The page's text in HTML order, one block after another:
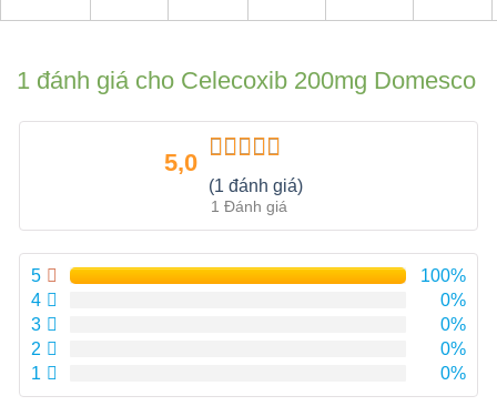
1 đánh giá cho Celecoxib 200mg Domesco
5,0
Được xếp
hạng 5.00
sao
(1 đánh giá)
1 Đánh giá
5
100%
4
0%
3
0%
2
0%
1
0%